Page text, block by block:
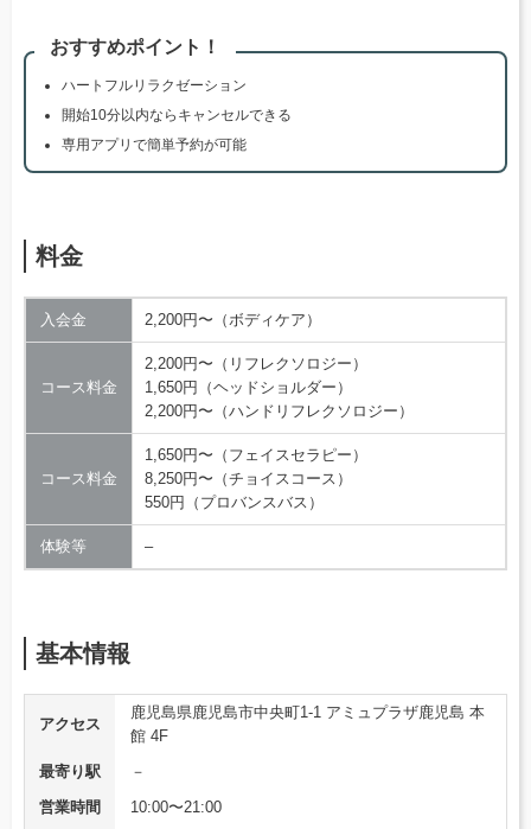
おすすめポイント！
ハートフルリラクゼーション
開始10分以内ならキャンセルできる
専用アプリで簡単予約が可能
料金
入会金 2,200円〜（ボディケア）
コース料金
2,200円〜（リフレクソロジー）
1,650円（ヘッドショルダー）
2,200円〜（ハンドリフレクソロジー）
コース料金
1,650円〜（フェイスセラピー）
8,250円〜（チョイスコース）
550円（プロバンスバス）
体験等 –
基本情報
アクセス
鹿児島県鹿児島市中央町1-1 アミュプラザ鹿児島 本
館 4F
最寄り駅
－
営業時間
10:00〜21:00